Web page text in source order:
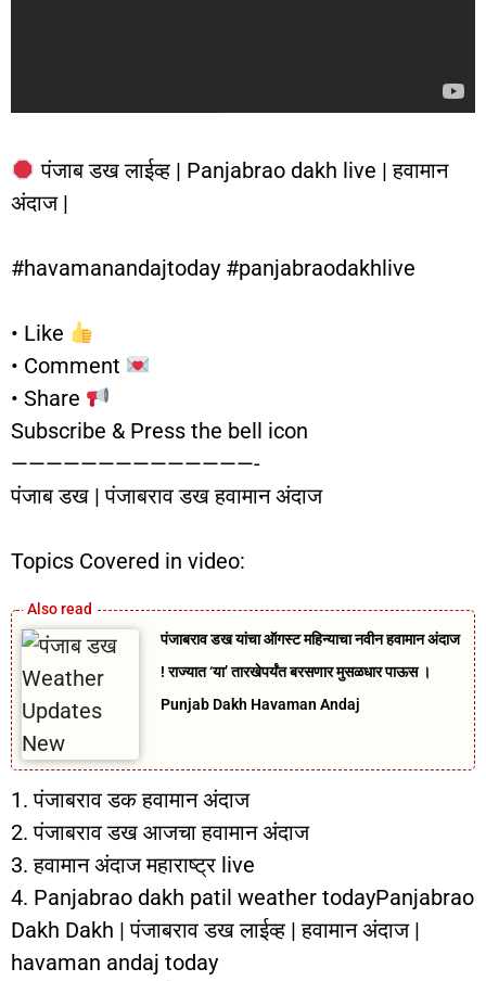
पंजाब डख लाईव्ह | Panjabrao dakh live | हवामान
अंदाज |
#havamanandajtoday #panjabraodakhlive
• Like
• Comment
• Share
Subscribe & Press the bell icon
——————————————-
पंजाब डख | पंजाबराव डख हवामान अंदाज
Topics Covered in video:
पंजाबराव डख यांचा ऑगस्ट महिन्याचा नवीन हवामान अंदाज
! राज्यात ‘या’ तारखेपर्यंत बरसणार मुसळधार पाऊस ।
Punjab Dakh Havaman Andaj
1. पंजाबराव डक हवामान अंदाज
2. पंजाबराव डख आजचा हवामान अंदाज
3. हवामान अंदाज महाराष्ट्र live
4. Panjabrao dakh patil weather todayPanjabrao
Dakh Dakh | पंजाबराव डख लाईव्ह | हवामान अंदाज |
havaman andaj today